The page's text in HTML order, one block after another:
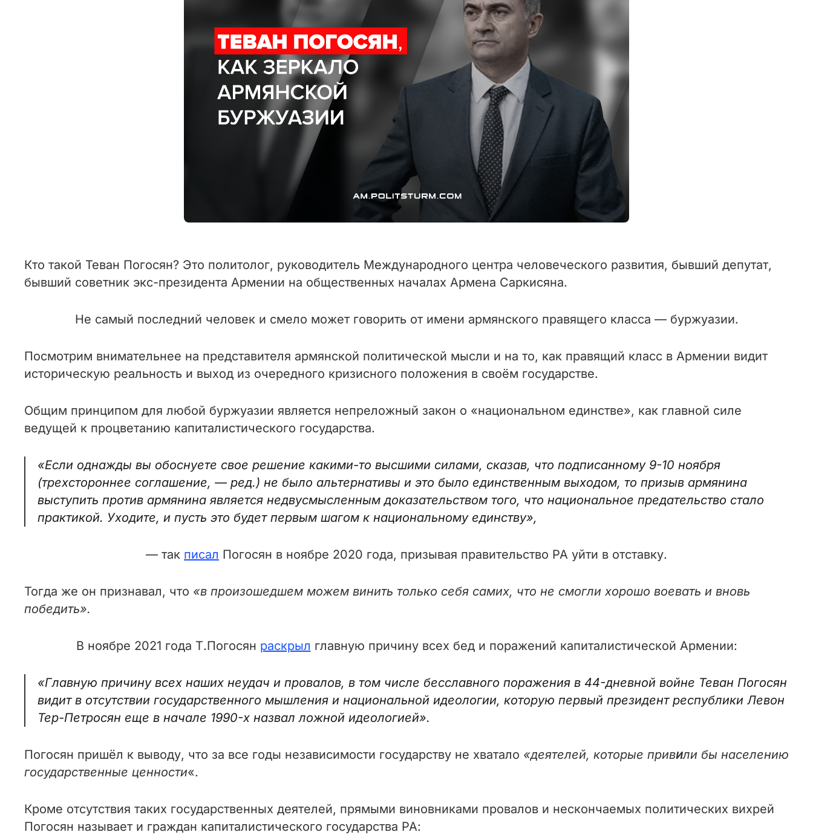
Кто такой Теван Погосян? Это политолог, руководитель Международного центра человеческого развития, бывший депутат,
бывший советник экс-президента Армении на общественных началах Армена Саркисяна.
Не самый последний человек и смело может говорить от имени армянского правящего класса — буржуазии.
Посмотрим внимательнее на представителя армянской политической мысли и на то, как правящий класс в Армении видит
историческую реальность и выход из очередного кризисного положения в своём государстве.
Общим принципом для любой буржуазии является непреложный закон о «национальном единстве», как главной силе
ведущей к процветанию капиталистического государства.
«Если однажды вы обоснуете свое решение какими-то высшими силами, сказав, что подписанному 9-10 ноября
(трехстороннее соглашение, — ред.) не было альтернативы и это было единственным выходом, то призыв армянина
выступить против армянина является недвусмысленным доказательством того, что национальное предательство стало
практикой. Уходите, и пусть это будет первым шагом к национальному единству»,
— так писал Погосян в ноябре 2020 года, призывая правительство РА уйти в отставку.
Тогда же он признавал, что «в произошедшем можем винить только себя самих, что не смогли хорошо воевать и вновь
победить».
В ноябре 2021 года Т.Погосян раскрыл главную причину всех бед и поражений капиталистической Армении:
«Главную причину всех наших неудач и провалов, в том числе бесславного поражения в 44-дневной войне Теван Погосян
видит в отсутствии государственного мышления и национальной идеологии, которую первый президент республики Левон
Тер-Петросян еще в начале 1990-х назвал ложной идеологией».
Погосян пришёл к выводу, что за все годы независимости государству не хватало «деятелей, которые привили бы населению
государственные ценности«.
Кроме отсутствия таких государственных деятелей, прямыми виновниками провалов и нескончаемых политических вихрей
Погосян называет и граждан капиталистического государства РА: